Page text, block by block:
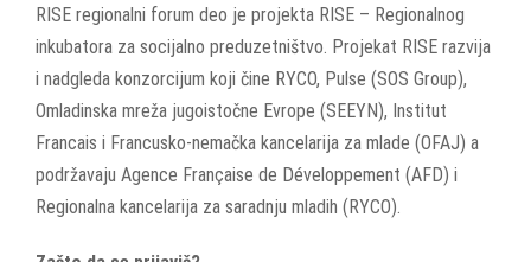
RISE regionalni forum deo je projekta RISE – Regionalnog
inkubatora za socijalno preduzetništvo. Projekat RISE razvija
i nadgleda konzorcijum koji čine RYCO, Pulse (SOS Group),
Omladinska mreža jugoistočne Evrope (SEEYN), Institut
Francais i Francusko-nemačka kancelarija za mlade (OFAJ) a
podržavaju Agence Française de Développement (AFD) i
Regionalna kancelarija za saradnju mladih (RYCO).